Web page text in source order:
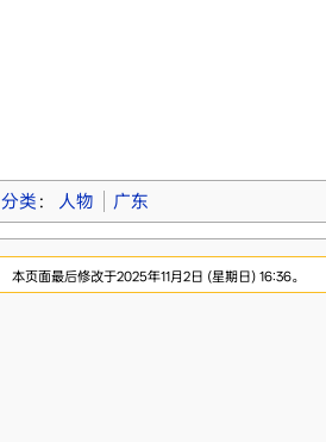
分类 ： 人物 广东
本页面最后修改于2025年11月2日 (星期日) 16:36。